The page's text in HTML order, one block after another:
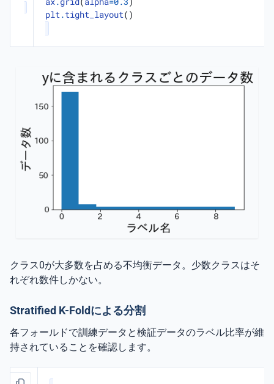
plt .tight_layout()
クラス0が大多数を占める不均衡データ。少数クラスはそ
れぞれ数件しかない。
Stratified K-Foldによる分割
各フォールドで訓練データと検証データのラベル比率が維
持されていることを確認します。